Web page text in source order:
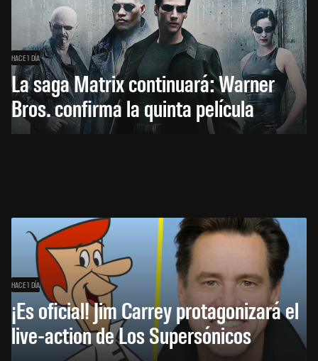
HACE 1 DÍA
La saga Matrix continuará: Warner
Bros. confirma la quinta película
HACE 1 DÍA
¡Es oficial! Jim Carrey protagonizará el
live-action de Los Supersónicos